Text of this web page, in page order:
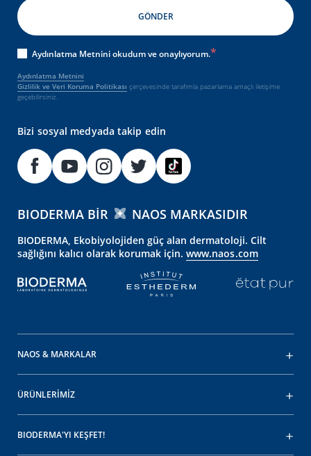
Aydınlatma Metnini okudum ve onaylıyorum.
Aydınlatma Metnini
Gizlilik ve Veri Koruma Politikası çerçevesinde tarafımla pazarlama amaçlı iletişime
geçebilirsiniz.
Bizi sosyal medyada takip edin
BIODERMA BIR NAOS MARKASIDIR
BIODERMA, Ekobiyolojiden güç alan dermatoloji. Cilt
sağlığını kalıcı olarak korumak için. www.naos.com
NAOS & MARKALAR
ÜRÜNLERİMİZ
BIODERMA'YI KEŞFET!